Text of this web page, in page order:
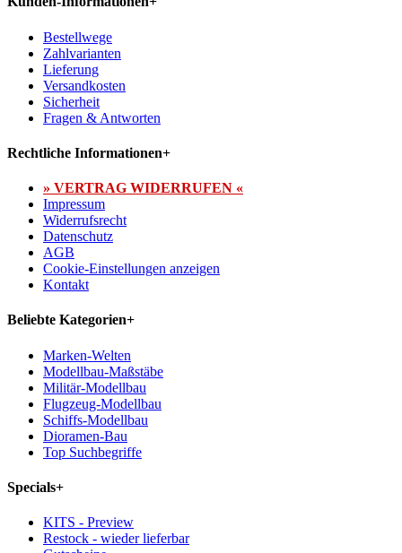
Bestellwege
Zahlvarianten
Lieferung
Versandkosten
Sicherheit
Fragen & Antworten
Rechtliche Informationen+
» VERTRAG WIDERRUFEN «
Impressum
Widerrufsrecht
Datenschutz
AGB
Cookie-Einstellungen anzeigen
Kontakt
Beliebte Kategorien+
Marken-Welten
Modellbau-Maßstäbe
Militär-Modellbau
Flugzeug-Modellbau
Schiffs-Modellbau
Dioramen-Bau
Top Suchbegriffe
Specials+
KITS - Preview
Restock - wieder lieferbar